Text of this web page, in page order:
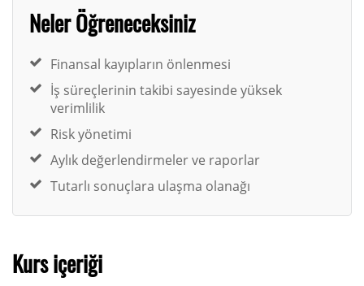
Neler Öğreneceksiniz
Finansal kayıpların önlenmesi
İş süreçlerinin takibi sayesinde yüksek
verimlilik
Risk yönetimi
Aylık değerlendirmeler ve raporlar
Tutarlı sonuçlara ulaşma olanağı
Kurs içeriği